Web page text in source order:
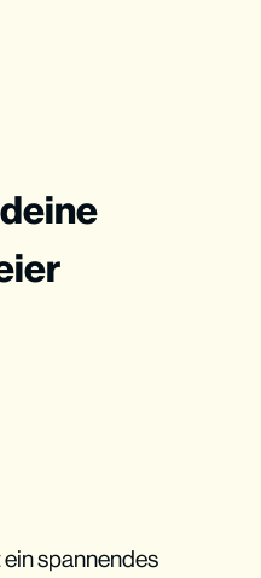
spannendes